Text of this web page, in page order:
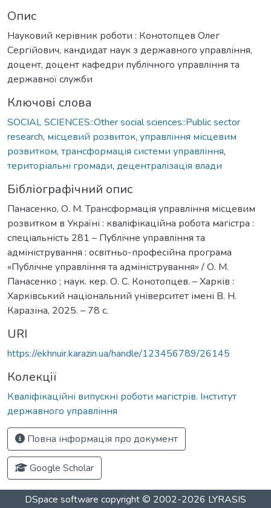
Опис
Науковий керівник роботи : Конотопцев Олег
Сергійович, кандидат наук з державного управління,
доцент, доцент кафедри публічного управління та
державної служби
Ключові слова
SOCIAL SCIENCES::Other social sciences::Public sector
research, місцевий розвиток, управління місцевим
розвитком, трансформація системи управління,
територіальні громади, децентралізація влади
Бібліографічний опис
Панасенко, О. М. Трансформація управління місцевим
розвитком в Україні : кваліфікаційна робота магістра :
спеціальність 281 – Публічне управління та
адміністрування : освітньо-професійна програма
«Публічне управління та адміністрування» / О. М.
Панасенко ; наук. кер. О. С. Конотопцев. – Харків :
Харківський національний університет імені В. Н.
Каразіна, 2025. – 78 с.
URI
https://ekhnuir.karazin.ua/handle/123456789/26145
Колекції
Кваліфікаційні випускні роботи магістрів. Інститут
державного управління
Повна інформація про документ
Google Scholar
DSpace software copyright © 2002-2026 LYRASIS